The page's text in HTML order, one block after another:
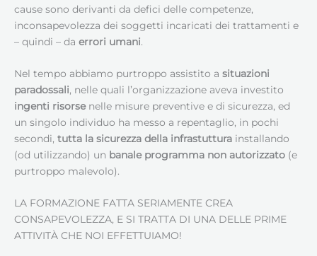
cause sono derivanti da defici delle competenze,
inconsapevolezza dei soggetti incaricati dei trattamenti e
– quindi – da errori umani.
Nel tempo abbiamo purtroppo assistito a situazioni
paradossali, nelle quali l’organizzazione aveva investito
ingenti risorsenelle misure preventive e di sicurezza, ed
un singolo individuo ha messo a repentaglio, in pochi
secondi, tutta la sicurezza della infrastuttura installando
(od utilizzando) un banale programma non autorizzato (e
purtroppo malevolo).
LA FORMAZIONE FATTA SERIAMENTE CREA
CONSAPEVOLEZZA, E SI TRATTA DI UNA DELLE PRIME
ATTIVITÀ CHE NOI EFFETTUIAMO!